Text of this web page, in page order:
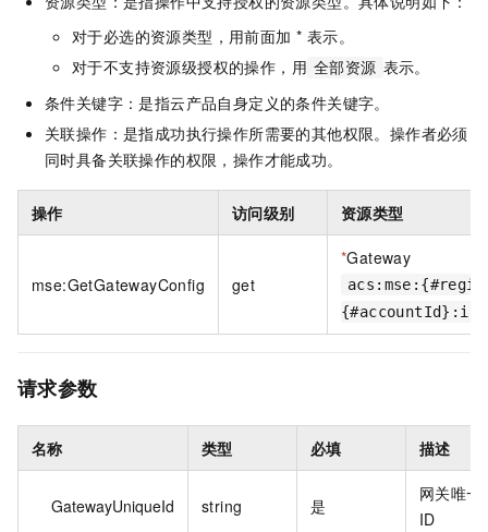
对于必选的资源类型，用前面加 * 表示。
对于不支持资源级授权的操作，用 全部资源 表示。
条件关键字：是指云产品自身定义的条件关键字。
关联操作：是指成功执行操作所需要的其他权限。操作者必须
同时具备关联操作的权限，操作才能成功。
操作 访问级别 资源类型
mse:GetGatewayConfig get
*Gateway
请求参数
名称 类型 必填 描述
GatewayUniqueId string 是
网关唯一
ID